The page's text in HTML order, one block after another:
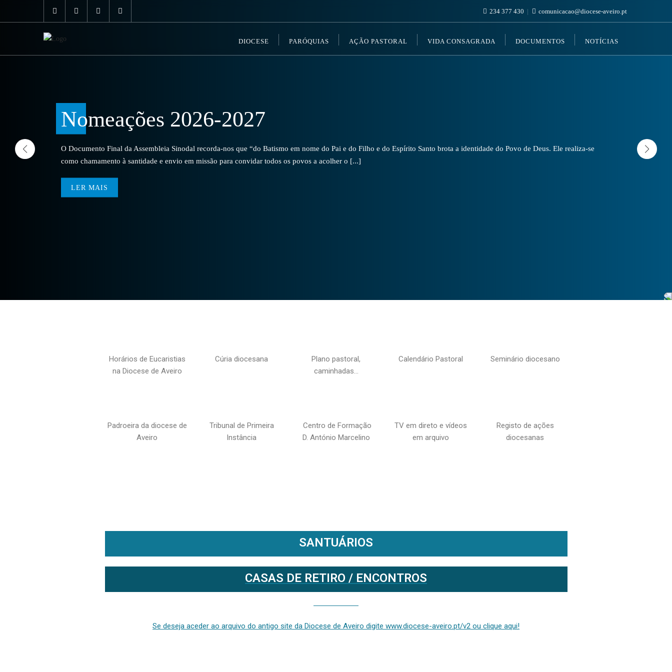
234 377 430 comunicacao@diocese-aveiro.pt
DIOCESE PARÓQUIAS AÇÃO PASTORAL VIDA CONSAGRADA DOCUMENTOS NOTÍCIAS
Nomeações 2026-2027
O Documento Final da Assembleia Sinodal recorda-nos que “do Batismo em nome do Pai e do Filho e do Espírito Santo brota a identidade do Povo de Deus. Ele realiza-se
como chamamento à santidade e envio em missão para convidar todos os povos a acolher o [...]
LER MAIS
Horários de Eucaristias
na Diocese de Aveiro
Cúria diocesana
Plano pastoral,
caminhadas…
Calendário Pastoral Seminário diocesano
Padroeira da diocese de
Aveiro
Tribunal de Primeira
Instância
Centro de Formação
D. António Marcelino
TV em direto e vídeos
em arquivo
Registo de ações
diocesanas
SANTUÁRIOS
CASAS DE RETIRO / ENCONTROS
Se deseja aceder ao arquivo do antigo site da Diocese de Aveiro digite www.diocese-aveiro.pt/v2 ou clique aqui!